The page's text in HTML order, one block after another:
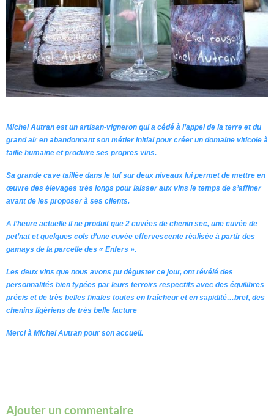
Michel Autran est un artisan-vigneron qui a cédé à l’appel de la terre et du
grand air en abandonnant son métier initial pour créer un domaine viticole à
taille humaine et produire ses propres vins.
Sa grande cave taillée dans le tuf sur deux niveaux lui permet de mettre en
œuvre des élevages très longs pour laisser aux vins le temps de s’affiner
avant de les proposer à ses clients.
A l’heure actuelle il ne produit que 2 cuvées de chenin sec, une cuvée de
pet’nat et quelques cols d’une cuvée effervescente réalisée à partir des
gamays de la parcelle des « Enfers ».
Les deux vins que nous avons pu déguster ce jour, ont révélé des
personnalités bien typées par leurs terroirs respectifs avec des équilibres
précis et de très belles finales toutes en fraîcheur et en sapidité…bref, des
chenins ligériens de très belle facture
Merci à Michel Autran pour son accueil.
Ajouter un commentaire